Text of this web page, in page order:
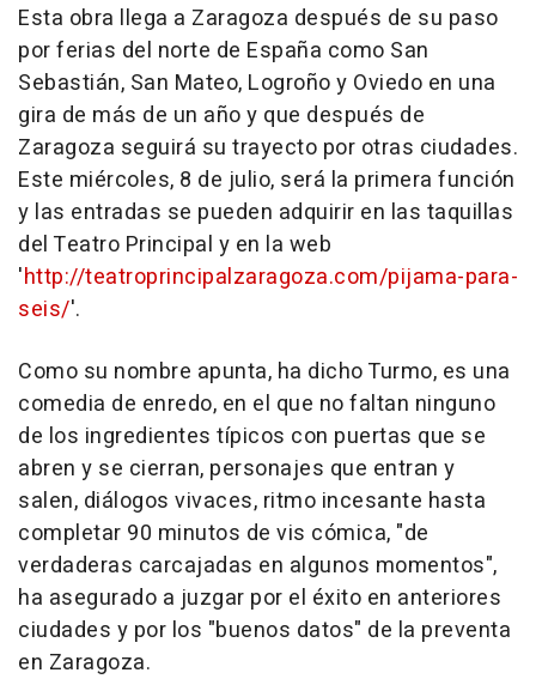
Esta obra llega a Zaragoza después de su paso
por ferias del norte de España como San
Sebastián, San Mateo, Logroño y Oviedo en una
gira de más de un año y que después de
Zaragoza seguirá su trayecto por otras ciudades.
Este miércoles, 8 de julio, será la primera función
y las entradas se pueden adquirir en las taquillas
del Teatro Principal y en la web
'http://teatroprincipalzaragoza.com/pijama-para-
seis/'.
Como su nombre apunta, ha dicho Turmo, es una
comedia de enredo, en el que no faltan ninguno
de los ingredientes típicos con puertas que se
abren y se cierran, personajes que entran y
salen, diálogos vivaces, ritmo incesante hasta
completar 90 minutos de vis cómica, "de
verdaderas carcajadas en algunos momentos",
ha asegurado a juzgar por el éxito en anteriores
ciudades y por los "buenos datos" de la preventa
en Zaragoza.